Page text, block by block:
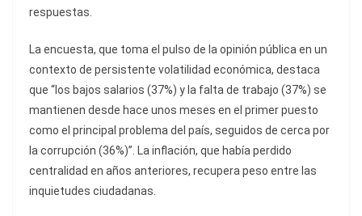
respuestas.
La encuesta, que toma el pulso de la opinión pública en un
contexto de persistente volatilidad económica, destaca
que “los bajos salarios (37%) y la falta de trabajo (37%) se
mantienen desde hace unos meses en el primer puesto
como el principal problema del país, seguidos de cerca por
la corrupción (36%)”. La inflación, que había perdido
centralidad en años anteriores, recupera peso entre las
inquietudes ciudadanas.